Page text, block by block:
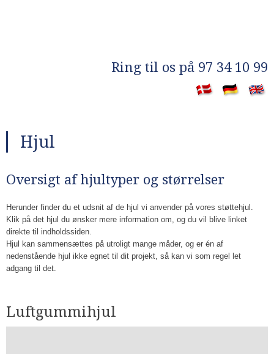
​Ring til os på 97 34 10 99
Hjul
​Oversigt af hjultyper og størrelser
​Herunder finder du et udsnit af de hjul vi anvender på vores støttehjul.
Klik på det hjul du ønsker mere information om, og du vil blive linket
direkte til indholdssiden.
Hjul kan sammensættes på utroligt mange måder, og er én af
nedenstående hjul ikke egnet til dit projekt, så kan vi som regel let
adgang til det.
Luftgummihjul​